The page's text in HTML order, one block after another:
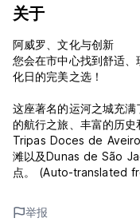
关于
阿威罗、文化与创新
您会在市中心找到舒适
化日的完美之选！
这座著名的运河之城充
的航行之旅、丰富的历
Tripas Doces de
滩以及Dunas de São
点。 (Auto-translated
举报